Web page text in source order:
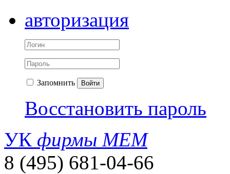
авторизация
Запомнить Войти
Восстановить пароль
УК фирмы МЕМ
8 (495) 681-04-66